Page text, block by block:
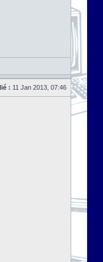
: 11 Jan 2013, 07:46